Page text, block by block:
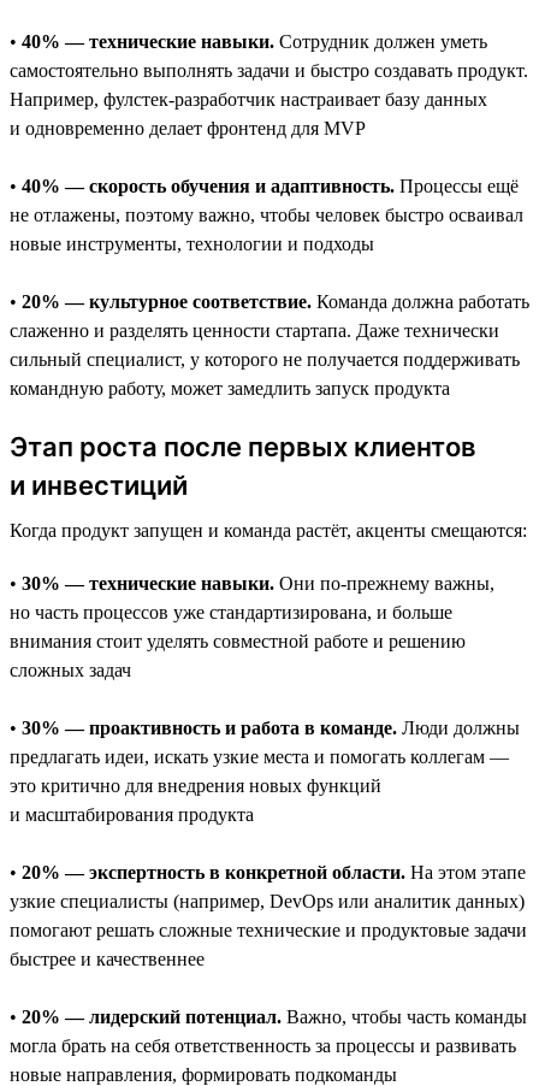
• 40% — технические навыки. Сотрудник должен уметь
самостоятельно выполнять задачи и быстро создавать продукт.
Например, фулстек-разработчик настраивает базу данных
и одновременно делает фронтенд для MVP
• 40% — скорость обучения и адаптивность. Процессы ещё
не отлажены, поэтому важно, чтобы человек быстро осваивал
новые инструменты, технологии и подходы
• 20% — культурное соответствие. Команда должна работать
слаженно и разделять ценности стартапа. Даже технически
сильный специалист, у которого не получается поддерживать
командную работу, может замедлить запуск продукта
Этап роста после первых клиентов
и инвестиций
Когда продукт запущен и команда растёт, акценты смещаются:
• 30% — технические навыки. Они по-прежнему важны,
но часть процессов уже стандартизирована, и больше
внимания стоит уделять совместной работе и решению
сложных задач
• 30% — проактивность и работа в команде. Люди должны
предлагать идеи, искать узкие места и помогать коллегам —
это критично для внедрения новых функций
и масштабирования продукта
• 20% — экспертность в конкретной области. На этом этапе
узкие специалисты (например, DevOps или аналитик данных)
помогают решать сложные технические и продуктовые задачи
быстрее и качественнее
• 20% — лидерский потенциал. Важно, чтобы часть команды
могла брать на себя ответственность за процессы и развивать
новые направления, формировать подкоманды